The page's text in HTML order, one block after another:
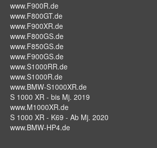
www.F900R.de
www.F800GT.de
www.F900XR.de
www.F800GS.de
www.F850GS.de
www.F900GS.de
www.S1000RR.de
www.S1000R.de
www.BMW-S1000XR.de
S 1000 XR - bis Mj. 2019
www.M1000XR.de
S 1000 XR - K69 - Ab Mj. 2020
www.BMW-HP4.de